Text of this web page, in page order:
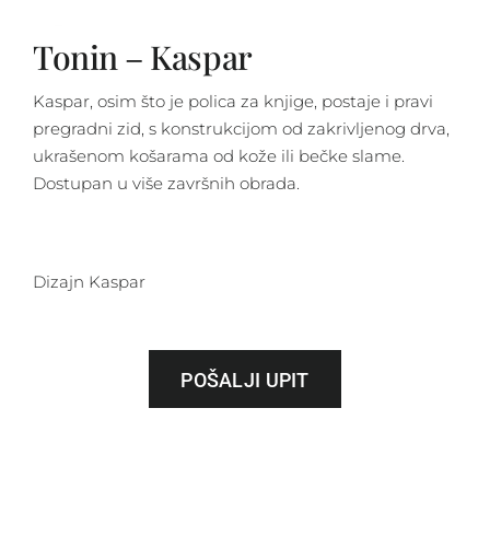
Tonin – Kaspar
Kaspar, osim što je polica za knjige, postaje i pravi
pregradni zid, s konstrukcijom od zakrivljenog drva,
ukrašenom košarama od kože ili bečke slame.
Dostupan u više završnih obrada.
Dizajn Kaspar
POŠALJI UPIT